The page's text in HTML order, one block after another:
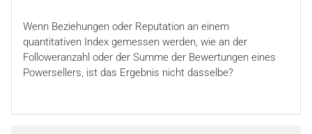
Wenn Beziehungen oder Reputation an einem
quantitativen Index gemessen werden, wie an der
Followeranzahl oder der Summe der Bewertungen eines
Powersellers, ist das Ergebnis nicht dasselbe?